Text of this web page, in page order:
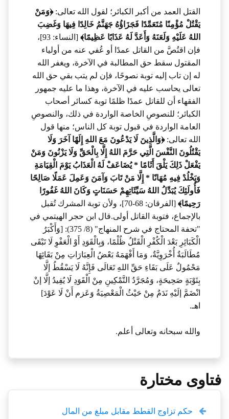
القتل العمد من أكبر الكبائر؛ لقول الله تعالى:﴿وَمَنْ
يَقْتُلْ مُؤْمِنًا مُتَعَمِّدًا فَجَزَاؤُهُ جَهَنَّمُ خَالِدًا فِيهَا وَغَضِبَ
اللهُ عَلَيْهِ وَلَعَنَهُ وَأَعَدَّ لَهُ عَذَابًا عَظِيمًا﴾
[النساء: 93]،
فإن اقتُصَّ من القاتل عمدًا أو عُفي عنه من أولياء
المقتول سقط حق المطالبة في الآخرة، ويغفر الله
له إن تاب إليه توبة نصوحًا، فإن لم يتب بقي حق الله
تعالى يحاسب عليه في الآخرة، وهذا ما عليه جمهور
الفقهاء أن للقاتل عمدًا ظلمًا توبة كسائر أصحاب
الكبائر؛ للنصوصِ الخاصة الواردة في ذلك، والنصوصِ
العامة الواردة في قبول توبة كل الناس؛ منها قول
الله تعالى:﴿وَالَّذِينَ لَا يَدْعُونَ مَعَ اللهِ إِلَهًا آخَرَ وَلَا
يَقْتُلُونَ النَّفْسَ الَّتِي حَرَّمَ اللهُ إِلَّا بِالْحَقِّ وَلَا يَزْنُونَ وَمَنْ
يَفْعَلْ ذَلِكَ يَلْقَ أَثَامًا * يُضَاعَفْ لَهُ الْعَذَابُ يَوْمَ الْقِيَامَةِ
وَيَخْلُدْ فِيهِ مُهَانًا * إِلَّا مَنْ تَابَ وَآمَنَ وَعَمِلَ عَمَلًا صَالِحًا
فَأُولَئِكَ يُبَدِّلُ اللهُ سَيِّئَاتِهِمْ حَسَنَاتٍ وَكَانَ اللهُ غَفُورًا
رَحِيمًا﴾
[الفرقان: 68-70]، ولأن توبة المشرك تُقبل
بالإجماع، فتوبة القاتل أولى.قال ابن حجر الهيتمي في
"تحفة المحتاج في شرح المنهاج" (8/ 375): [وَأَكْبَرُ
الْكَبَائِرِ بَعْدَ الْكُفْرِ الْقَتْلُ ظُلْمًا، وَبِالْقَوَدِ أَوْ الْعَفْوِ لَا تَبْقَى
مُطَالَبَةٌ أُخْرَوِيَّةٌ، وَمَا أَفْهَمَهُ بَعْضُ الْعِبَارَاتِ مِنْ بَقَائِهَا
مَحْمُولٌ عَلَى بَقَاءِ حَقِّ اللهِ تَعَالَى فَإِنَّهُ لَا يَسْقُطُ إلَّا
بِتَوْبَةٍ صَحِيحَةٍ، وَمُجَرَّدُ التَّمْكِينِ مِنْ الْقَوَدِ لَا يُفِيدُ إلَّا إنْ
انْضَمَّ إلَيْهِ نَدَمٌ مِنْ حَيْثُ الْمَعْصِيَةُ وَعَزم أَنْ لَا عَوْدَ]
اهـ.
والله سبحانه وتعالى أعلم.
فتاوى مختارة
حكم تزاوج القطط مقابل مبلغ من المال